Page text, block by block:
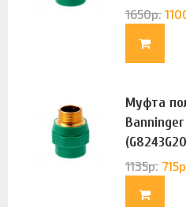
1650р.
Муфта
1135р. 715